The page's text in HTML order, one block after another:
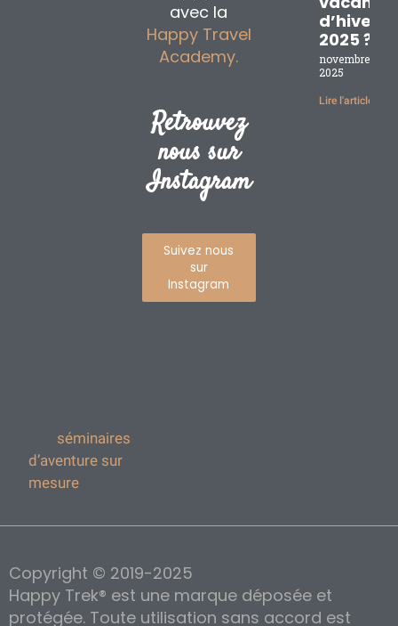
séminaires
d’aventure sur
mesure
avec la
Happy Travel
Academy.
Retrouvez
nous sur
Instagram
Suivez nous
sur
Instagram
d’hiver
2025 ?
novembre 17,
2025
Lire l'article »
Copyright © 2019-2025
Happy Trek® est une marque déposée et
protégée. Toute utilisation sans accord est